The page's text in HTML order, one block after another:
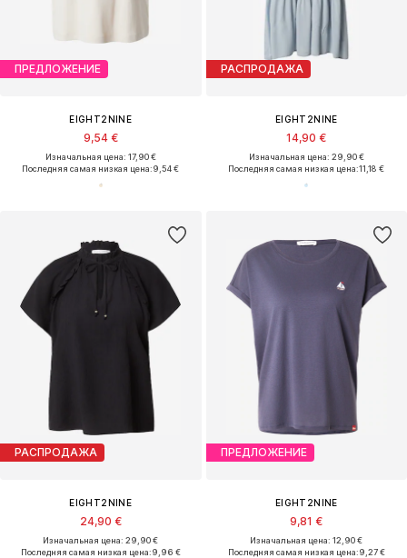
ПРЕДЛОЖЕНИЕ
EIGHT2NINE
9,54 €
Изначальная цена: 17,90 €
Последняя самая низкая цена:9,54 €
РАСПРОДАЖА
EIGHT2NINE
14,90 €
Изначальная цена: 29,90 €
Последняя самая низкая цена:11,18 €
РАСПРОДАЖА
EIGHT2NINE
24,90 €
Изначальная цена: 29,90 €
Последняя самая низкая цена:9,96 €
ПРЕДЛОЖЕНИЕ
EIGHT2NINE
9,81 €
Изначальная цена: 12,90 €
Последняя самая низкая цена:9,27 €